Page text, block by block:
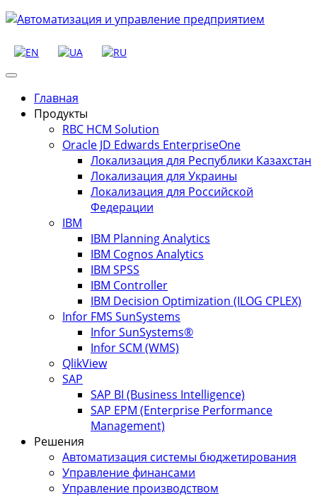
Главная
Продукты
RBC HCM Solution
Oracle JD Edwards EnterpriseOne
Локализация для Республики Казахстан
Локализация для Украины
Локализация для Российской
Федерации
IBM
IBM Planning Analytics
IBM Cognos Analytics
IBM SPSS
IBM Controller
IBM Decision Optimization (ILOG CPLEX)
Infor FMS SunSystems
Infor SunSystems®
Infor SCM (WMS)
QlikView
SAP
SAP BI (Business Intelligence)
SAP EPM (Enterprise Performance
Management)
Решения
Автоматизация системы бюджетирования
Управление финансами
Управление производством